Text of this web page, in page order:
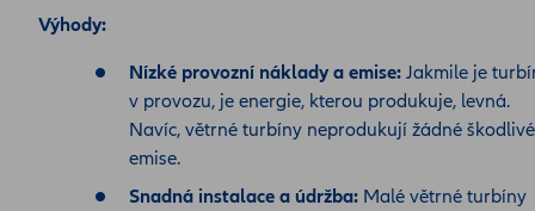
Výhody:
Nízké provozní náklady a emise: Jakmile je
v provozu, je energie, kterou produkuje, levná.
Navíc, větrné turbíny neprodukují žádné škodlivé
emise.
Snadná instalace a údržba: Malé větrné turbíny